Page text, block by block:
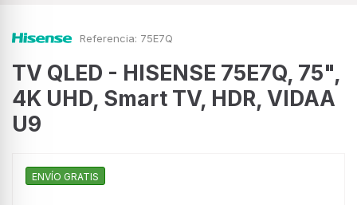
Referencia: 75E7Q
TV QLED - HISENSE 75E7Q, 75",
4K UHD, Smart TV, HDR, VIDAA
U9
ENVÍO GRATIS